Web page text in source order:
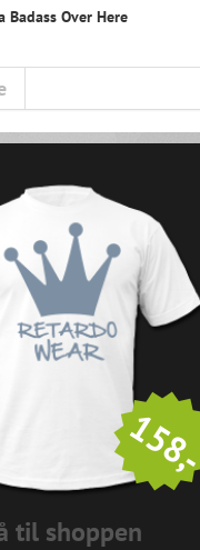
Badass Over Here
til shoppen